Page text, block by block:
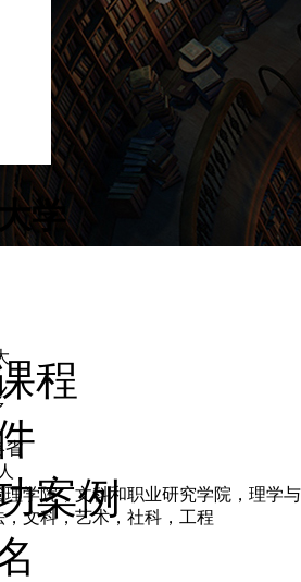
学
理学院，文科和职业研究学院，理学
文科，艺术，社科，工程
程
案例